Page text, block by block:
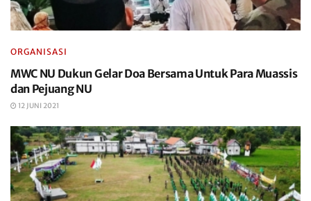
ORGANISASI
MWC NU Dukun Gelar Doa Bersama Untuk Para Muassis
dan Pejuang NU
12 JUNI 2021